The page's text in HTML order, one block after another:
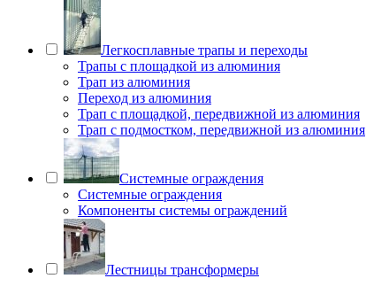
Легкосплавные трапы и переходы
Трапы с площадкой из алюминия
Трап из алюминия
Переход из алюминия
Трап с площадкой, передвижной из алюминия
Трап с подмостком, передвижной из алюминия
Системные ограждения
Системные ограждения
Компоненты системы ограждений
Лестницы трансформеры